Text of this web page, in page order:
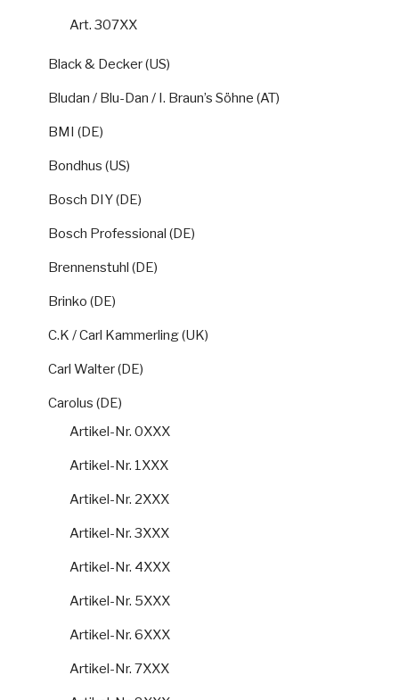
Art. 307XX
Black & Decker (US)
Bludan / Blu-Dan / I. Braun’s Söhne (AT)
BMI (DE)
Bondhus (US)
Bosch DIY (DE)
Bosch Professional (DE)
Brennenstuhl (DE)
Brinko (DE)
C.K / Carl Kammerling (UK)
Carl Walter (DE)
Carolus (DE)
Artikel-Nr. 0XXX
Artikel-Nr. 1XXX
Artikel-Nr. 2XXX
Artikel-Nr. 3XXX
Artikel-Nr. 4XXX
Artikel-Nr. 5XXX
Artikel-Nr. 6XXX
Artikel-Nr. 7XXX